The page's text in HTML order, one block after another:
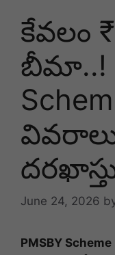
కేవలం
బీమా..!
June 24, 2026
PMSBY